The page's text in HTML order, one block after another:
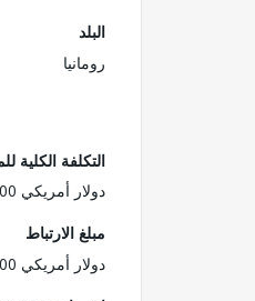
البلد
رومانيا
التكلفة الكلية
دولار أمريكي 0.00 مليون
مبلغ الارتباط
دولار أمريكي 0.00 مليون